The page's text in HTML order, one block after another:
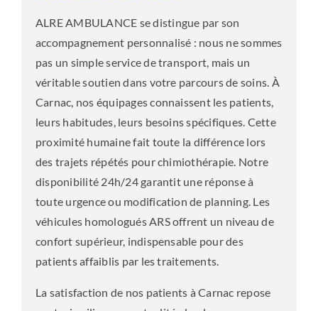
ALRE AMBULANCE se distingue par son
accompagnement personnalisé : nous ne sommes
pas un simple service de transport, mais un
véritable soutien dans votre parcours de soins. À
Carnac, nos équipages connaissent les patients,
leurs habitudes, leurs besoins spécifiques. Cette
proximité humaine fait toute la différence lors
des trajets répétés pour chimiothérapie. Notre
disponibilité 24h/24 garantit une réponse à
toute urgence ou modification de planning. Les
véhicules homologués ARS offrent un niveau de
confort supérieur, indispensable pour des
patients affaiblis par les traitements.
La satisfaction de nos patients à Carnac repose